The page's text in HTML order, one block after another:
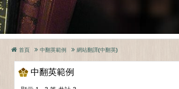
首頁 中翻英範例 網站翻譯(中翻英)
中翻英範例